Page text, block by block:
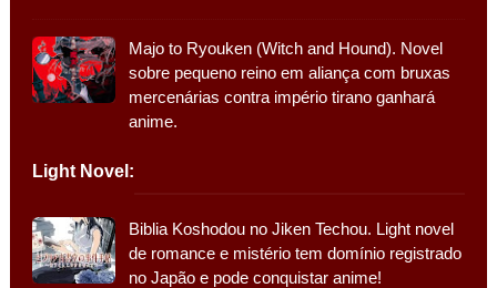
Majo to Ryouken (Witch and Hound). Novel
sobre pequeno reino em aliança com bruxas
mercenárias contra império tirano ganhará
anime.
Light Novel:
Biblia Koshodou no Jiken Techou. Light novel
de romance e mistério tem domínio registrado
no Japão e pode conquistar anime!